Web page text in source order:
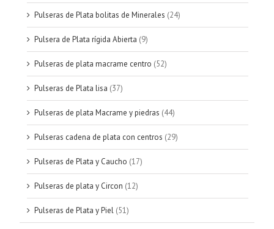
Pulseras de Plata bolitas de Minerales (24)
Pulsera de Plata rígida Abierta (9)
Pulseras de plata macrame centro (52)
Pulseras de Plata lisa (37)
Pulseras de plata Macrame y piedras (44)
Pulseras cadena de plata con centros (29)
Pulseras de Plata y Caucho (17)
Pulseras de plata y Circon (12)
Pulseras de Plata y Piel (51)